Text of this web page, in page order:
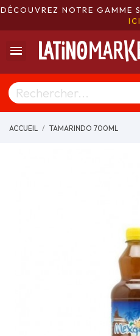
DÉCOUVREZ NOTRE GAMME
ICI
ACCUEIL TAMARINDO 700ML